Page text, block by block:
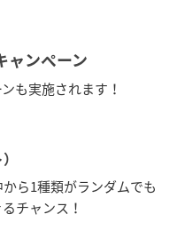
ャンペーン
も実施されます！
ら1種類がランダムでも
チャンス！